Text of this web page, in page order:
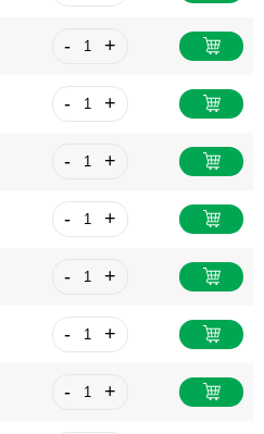
- +
- +
- +
- +
- +
- +
- +